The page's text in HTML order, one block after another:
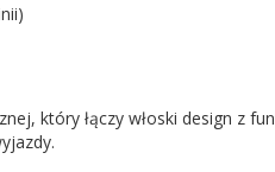
)
który łączy włoski design z